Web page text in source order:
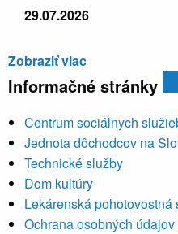
29.07.2026
Zobraziť viac
Informačné stránky
Centrum sociálnych
Jednota dôchodcov na
Technické služby
Dom kultúry
Lekárenská
Ochrana osobných